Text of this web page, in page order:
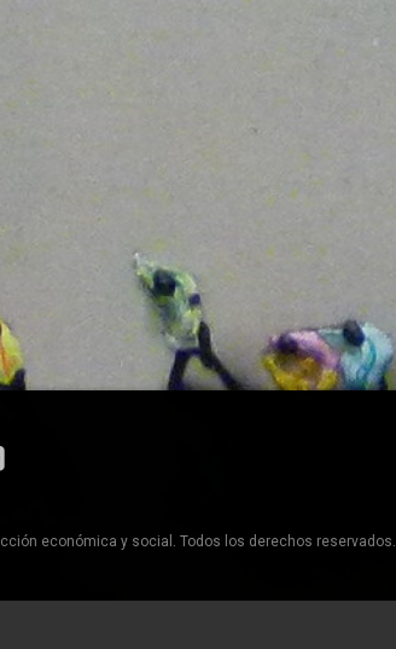
económica y social. Todos los derechos reservados.